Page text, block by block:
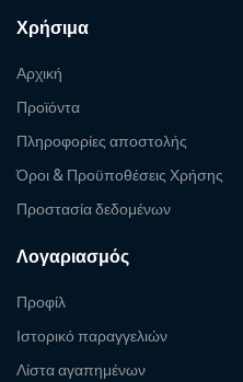
Χρήσιμα
Αρχική
Προϊόντα
Πληροφορίες αποστολής
Όροι & Προϋποθέσεις Χρήσης
Προστασία δεδομένων
Λογαριασμός
Προφίλ
Ιστορικό παραγγελιών
Λίστα αγαπημένων